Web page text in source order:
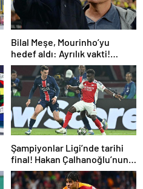
Bilal Meşe, Mourinho’yu
hedef aldı: Ayrılık vakti!
Fenerbahçe’ye teknik
direktör önerisi
Şampiyonlar Ligi’nde tarihi
final! Hakan Çalhanoğlu’nun
takımı Inter’in rakibi belli oldu